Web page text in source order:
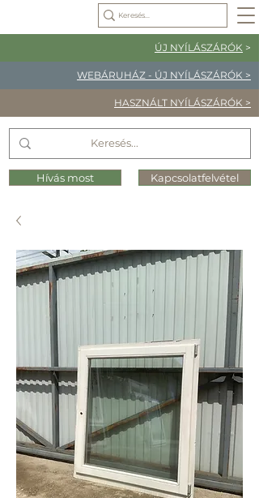
ÚJ NYÍLÁSZÁRÓK >
WEBÁRUHÁZ - ÚJ NYÍLÁSZÁRÓK >
HASZNÁLT NYÍLÁSZÁRÓK >
Hívás most Kapcsolatfelvétel